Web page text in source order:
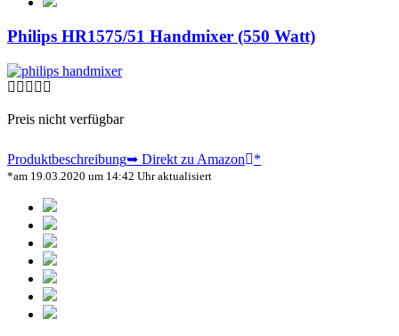
Philips HR1575/51 Handmixer (550 Watt)
Preis nicht verfügbar
Produktbeschreibung➥ Direkt zu Amazon *
*am 19.03.2020 um 14:42 Uhr aktualisiert